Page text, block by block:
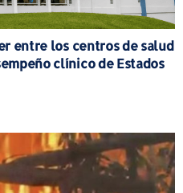
entre los centros de salud
clínico de Estados